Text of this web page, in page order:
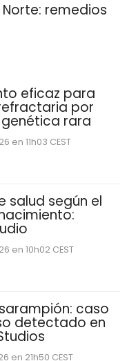
remedios
eficaz para
por
rara
en 11h03 CEST
salud según el
en 10h02 CEST
caso
detectado en
en 21h50 CEST